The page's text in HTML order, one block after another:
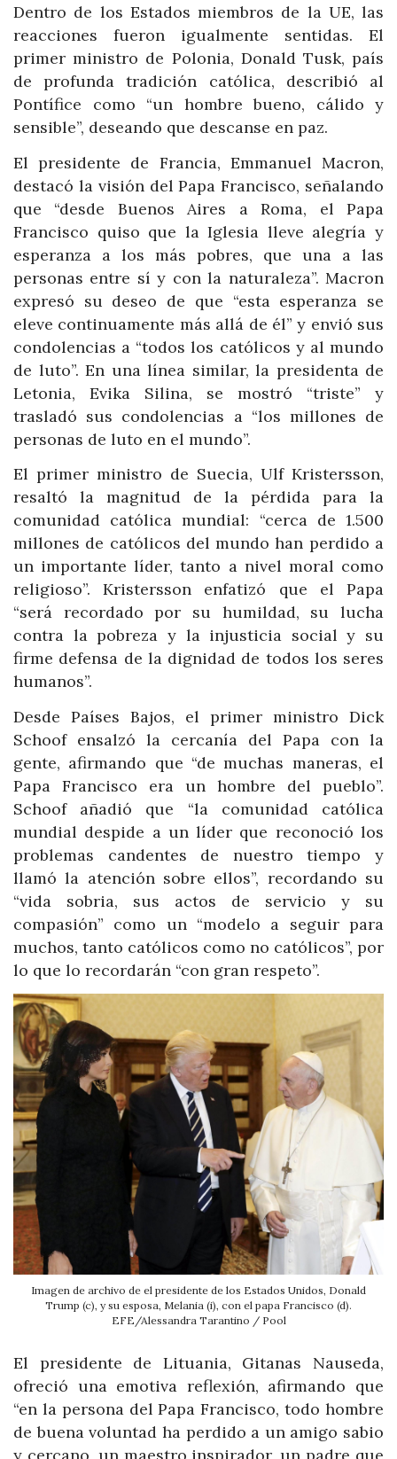
Dentro de los Estados miembros de la UE, las
reacciones fueron igualmente sentidas. El
primer ministro de Polonia, Donald Tusk, país
de profunda tradición católica, describió al
Pontífice como “un hombre bueno, cálido y
sensible”, deseando que descanse en paz.
El presidente de Francia, Emmanuel Macron,
destacó la visión del Papa Francisco, señalando
que “desde Buenos Aires a Roma, el Papa
Francisco quiso que la Iglesia lleve alegría y
esperanza a los más pobres, que una a las
personas entre sí y con la naturaleza”. Macron
expresó su deseo de que “esta esperanza se
eleve continuamente más allá de él” y envió sus
condolencias a “todos los católicos y al mundo
de luto”. En una línea similar, la presidenta de
Letonia, Evika Silina, se mostró “triste” y
trasladó sus condolencias a “los millones de
personas de luto en el mundo”.
El primer ministro de Suecia, Ulf Kristersson,
resaltó la magnitud de la pérdida para la
comunidad católica mundial: “cerca de 1.500
millones de católicos del mundo han perdido a
un importante líder, tanto a nivel moral como
religioso”. Kristersson enfatizó que el Papa
“será recordado por su humildad, su lucha
contra la pobreza y la injusticia social y su
firme defensa de la dignidad de todos los seres
humanos”.
Desde Países Bajos, el primer ministro Dick
Schoof ensalzó la cercanía del Papa con la
gente, afirmando que “de muchas maneras, el
Papa Francisco era un hombre del pueblo”.
Schoof añadió que “la comunidad católica
mundial despide a un líder que reconoció los
problemas candentes de nuestro tiempo y
llamó la atención sobre ellos”, recordando su
“vida sobria, sus actos de servicio y su
compasión” como un “modelo a seguir para
muchos, tanto católicos como no católicos”, por
lo que lo recordarán “con gran respeto”.
Imagen de archivo de el presidente de los Estados Unidos, Donald
Trump (c), y su esposa, Melania (i), con el papa Francisco (d).
EFE/Alessandra Tarantino / Pool
El presidente de Lituania, Gitanas Nauseda,
ofreció una emotiva reflexión, afirmando que
“en la persona del Papa Francisco, todo hombre
de buena voluntad ha perdido a un amigo sabio